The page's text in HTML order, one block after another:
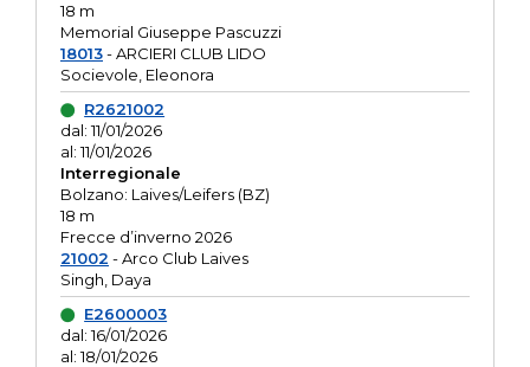
18 m
Memorial Giuseppe Pascuzzi
18013- ARCIERI CLUB LIDO
Socievole, Eleonora
R2621002
dal: 11/01/2026
al: 11/01/2026
Interregionale
Bolzano: Laives/Leifers (BZ)
18 m
Frecce d’inverno 2026
21002 - Arco Club Laives
Singh, Daya
E2600003
dal: 16/01/2026
al: 18/01/2026